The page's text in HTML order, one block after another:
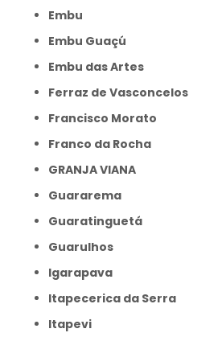
Embu
Embu Guaçú
Embu das Artes
Ferraz de Vasconcelos
Francisco Morato
Franco da Rocha
GRANJA VIANA
Guararema
Guaratinguetá
Guarulhos
Igarapava
Itapecerica da Serra
Itapevi